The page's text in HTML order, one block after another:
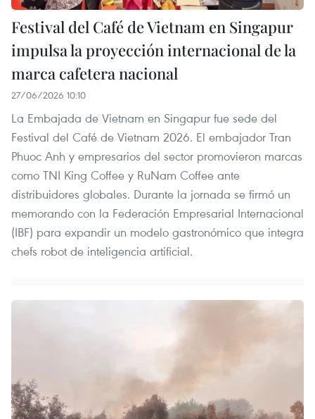
Festival del Café de Vietnam en Singapur
impulsa la proyección internacional de la
marca cafetera nacional
27/06/2026 10:10
La Embajada de Vietnam en Singapur fue sede del
Festival del Café de Vietnam 2026. El embajador Tran
Phuoc Anh y empresarios del sector promovieron marcas
como TNI King Coffee y RuNam Coffee ante
distribuidores globales. Durante la jornada se firmó un
memorando con la Federación Empresarial Internacional
(IBF) para expandir un modelo gastronómico que integra
chefs robot de inteligencia artificial.